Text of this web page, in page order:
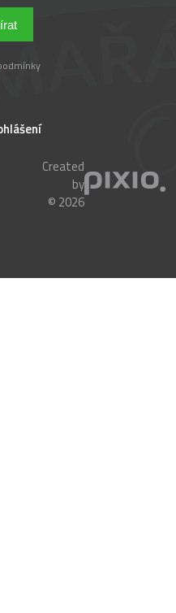
Created
by
© 2026